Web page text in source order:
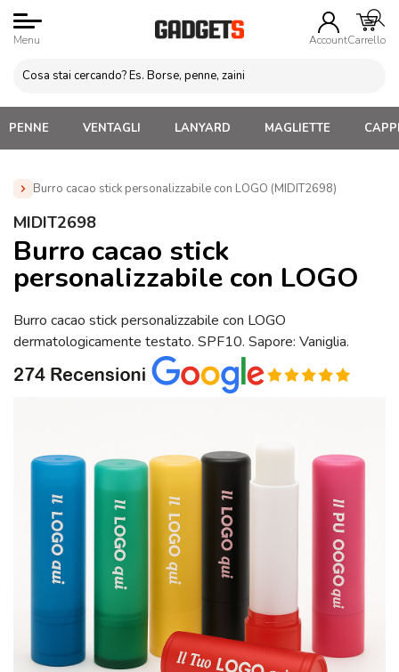
Menu AccountCarrello
PENNE VENTAGLI LANYARD MAGLIETTE
Burro cacao stick personalizzabile con LOGO (MIDIT2698)
Home » Gadget Tematici Personalizzabili
personalizzabile con LOGO (MIDIT2698)
MIDIT2698
Burro cacao stick
personalizzabile con LOGO
Burro cacao stick personalizzabile con LOGO
dermatologicamente testato. SPF10. Sapore: Vaniglia.